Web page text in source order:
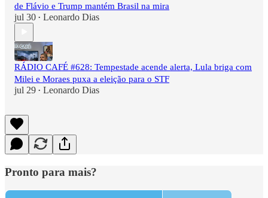
de Flávio e Trump mantém Brasil na mira
jul 30 • Leonardo Dias
RÁDIO CAFÉ #628: Tempestade acende alerta, Lula briga com
Milei e Moraes puxa a eleição para o STF
jul 29 • Leonardo Dias
Pronto para mais?